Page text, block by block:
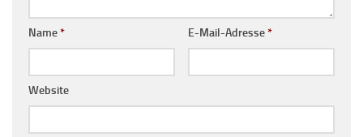
Name* E-Mail-Adresse*
Website